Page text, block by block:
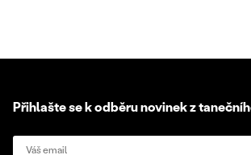
Přihlašte se k odběru novinek z